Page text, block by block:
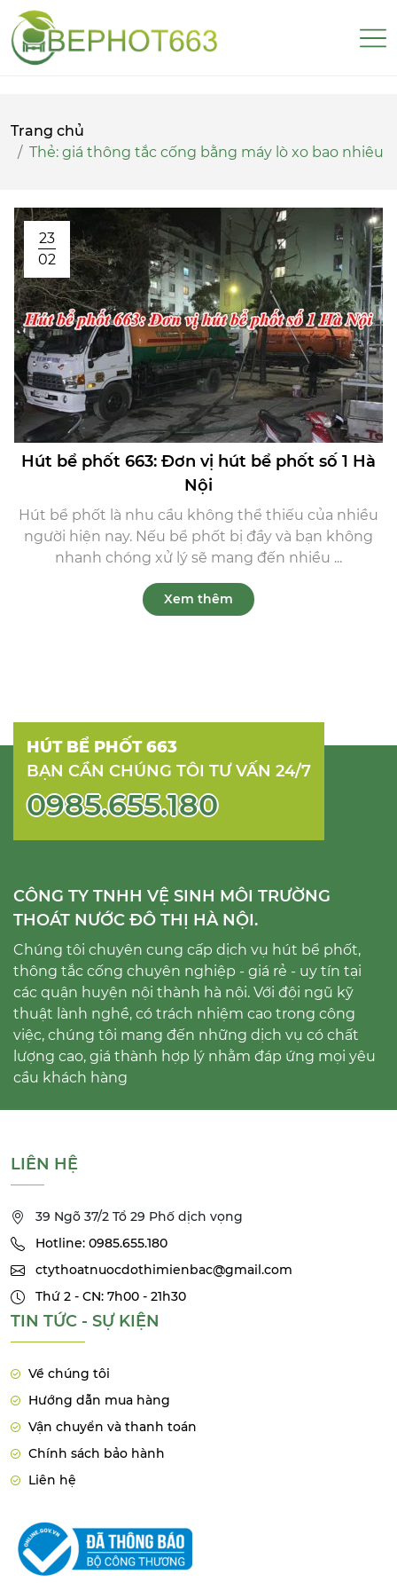
Trang chủ
Thẻ: giá thông tắc cống bằng máy lò xo bao nhiêu
23
02
Hút bể phốt 663: Đơn vị hút bể phốt số 1 Hà
Nội
Hút bể phốt là nhu cầu không thể thiếu của nhiều
người hiện nay. Nếu bể phốt bị đầy và bạn không
nhanh chóng xử lý sẽ mang đến nhiều ...
Xem thêm
HÚT BỂ PHỐT 663
BẠN CẦN CHÚNG TÔI TƯ VẤN 24/7
0985.655.180
CÔNG TY TNHH VỆ SINH MÔI TRƯỜNG
THOÁT NƯỚC ĐÔ THỊ HÀ NỘI.
Chúng tôi chuyên cung cấp dịch vụ hút bể phốt,
thông tắc cống chuyên nghiệp - giá rẻ - uy tín tại
các quận huyện nội thành hà nội. Với đội ngũ kỹ
thuật lành nghề, có trách nhiệm cao trong công
việc, chúng tôi mang đến những dịch vụ có chất
lượng cao, giá thành hợp lý nhằm đáp ứng mọi yêu
cầu khách hàng
LIÊN HỆ
39 Ngõ 37/2 Tổ 29 Phố dịch vọng
Hotline: 0985.655.180
ctythoatnuocdothimienbac@gmail.com
Thứ 2 - CN: 7h00 - 21h30
TIN TỨC - SỰ KIỆN
Về chúng tôi
Hướng dẫn mua hàng
Vận chuyển và thanh toán
Chính sách bảo hành
Liên hệ